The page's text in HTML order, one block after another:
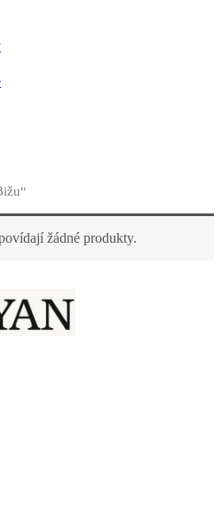
žádné produkty.